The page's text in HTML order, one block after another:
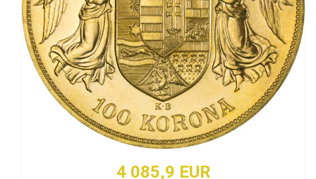
4 085,9 EUR